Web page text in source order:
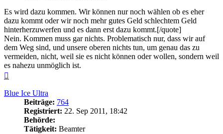
Es wird dazu kommen. Wir können nur noch wählen ob es eher
dazu kommt oder wir noch mehr gutes Geld schlechtem Geld
hinterherzuwerfen und es dann erst dazu kommt.[/quote]
Nein. Kommen muss gar nichts. Problematisch nur, dass wir auf
dem Weg sind, und unsere oberen nichts tun, um genau das zu
vermeiden, nicht, weil sie es nicht können oder wollen, sondern weil
es nahezu unmöglich ist.
Blue Ice Ultra
Beiträge: 764
Registriert: 22. Sep 2011, 18:42
Behörde:
Tätigkeit: Beamter